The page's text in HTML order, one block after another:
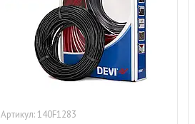
140F1283